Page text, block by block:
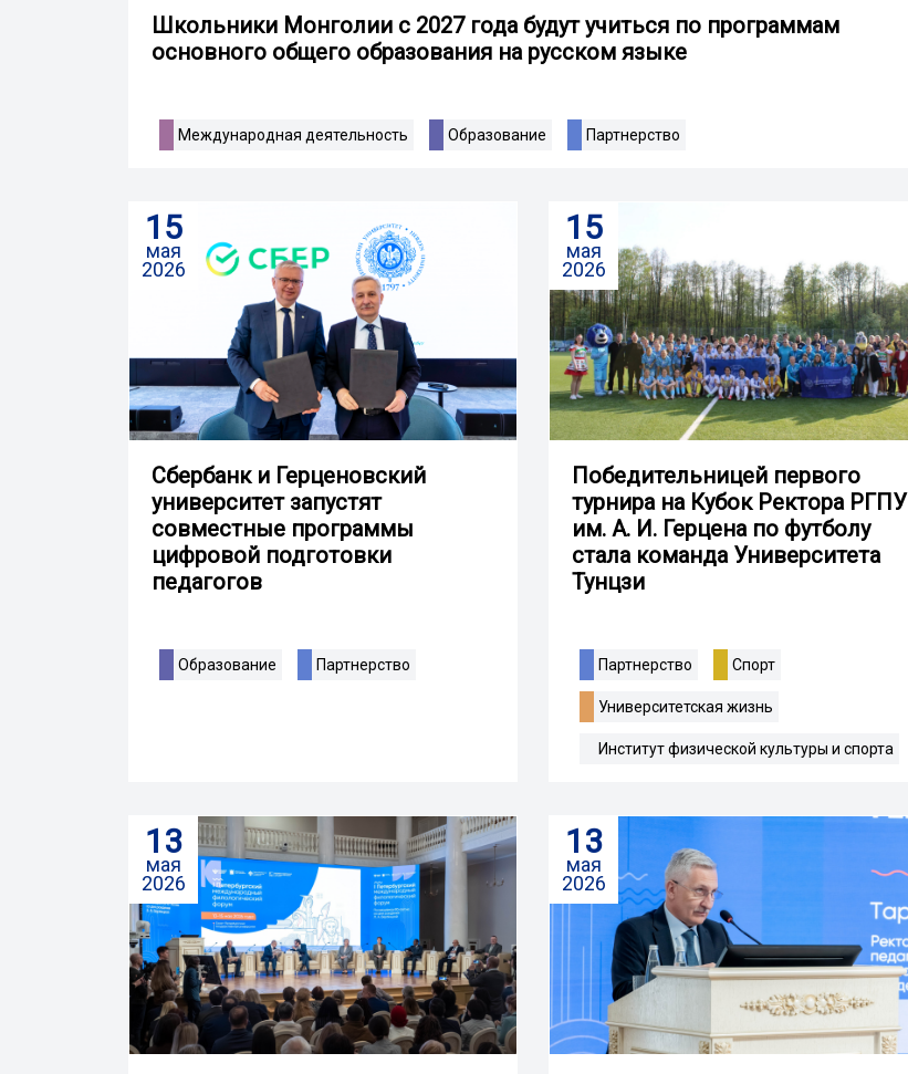
Школьники Монголии с 2027 года будут учиться по программам
основного общего образования на русском языке
Международная деятельность Образование Партнерство
15
мая
2026
Сбербанк и Герценовский
университет запустят
совместные программы
цифровой подготовки
педагогов
Образование Партнерство
15
мая
2026
Победительницей первого
турнира на Кубок Ректора РГПУ
им. А. И. Герцена по футболу
стала команда Университета
Тунцзи
Партнерство Спорт
Университетская жизнь
Институт физической культуры и спорта
13
мая
2026
13
мая
2026